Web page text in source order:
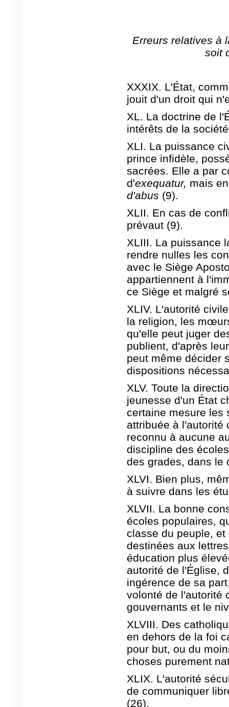
Erreurs relatives à
soit
XXXIX. L'État,
jouit d'un droit qui
XL. La doctrine de
intérêts de la
XLI. La puissance
prince infidèle,
sacrées. Elle a par
d'exequatur, mais
d'abus (9).
XLII. En cas de
prévaut (9).
XLIII. La puissance
rendre nulles les
avec le Siège
appartiennent à
ce Siège et malgré
XLIV. L'autorité
la religion, les
qu'elle peut juger
publient, d'après
peut même décider
dispositions
XLV. Toute la
jeunesse d'un État
certaine mesure les
attribuée à l'autorité
reconnu à aucune
discipline des
des grades, dans le
XLVI. Bien plus,
à suivre dans les
XLVII. La bonne
écoles populaires,
classe du peuple,
destinées aux
éducation plus
autorité de l'Église,
ingérence de sa
volonté de l'autorité
gouvernants et le
XLVIII. Des
en dehors de la foi
pour but, ou du
choses purement
XLIX. L'autorité
de communiquer
(26).